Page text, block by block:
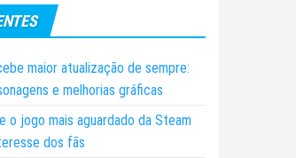
maior atualização de sempre:
e melhorias gráficas
o jogo mais aguardado da Steam
dos fãs